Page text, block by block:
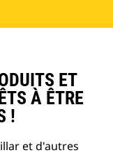
ET
À ÊTRE
!
et d'autres